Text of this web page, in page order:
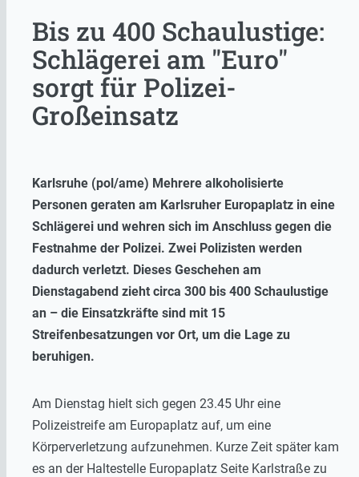
Bis zu 400 Schaulustige:
Schlägerei am "Euro"
sorgt für Polizei-
Großeinsatz
Karlsruhe (pol/ame) Mehrere alkoholisierte
Personen geraten am Karlsruher Europaplatz in eine
Schlägerei und wehren sich im Anschluss gegen die
Festnahme der Polizei. Zwei Polizisten werden
dadurch verletzt. Dieses Geschehen am
Dienstagabend zieht circa 300 bis 400 Schaulustige
an – die Einsatzkräfte sind mit 15
Streifenbesatzungen vor Ort, um die Lage zu
beruhigen.
Am Dienstag hielt sich gegen 23.45 Uhr eine
Polizeistreife am Europaplatz auf, um eine
Körperverletzung aufzunehmen. Kurze Zeit später kam
es an der Haltestelle Europaplatz Seite Karlstraße zu